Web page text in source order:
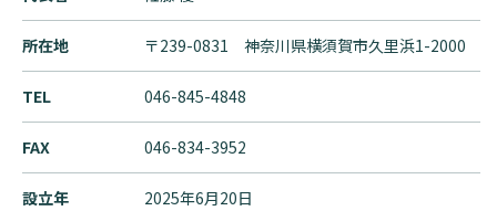
所在地 〒239-0831 神奈川県横須賀市久里浜1-2000
TEL 046-845-4848
FAX 046-834-3952
設立年 2025年6月20日